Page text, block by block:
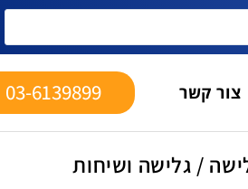
צור קשר 03-6139899